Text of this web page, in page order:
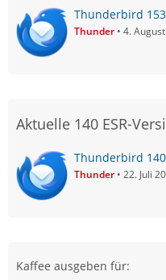
Thunderbird
Thunder 4.
Aktuelle 140 ESR-
Thunderbird
Thunder 22. Juli
Kaffee ausgeben für: